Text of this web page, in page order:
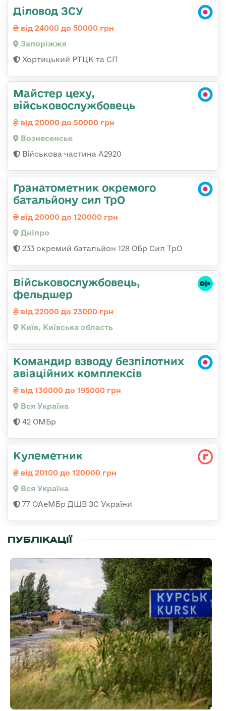
Діловод ЗСУ
від 24000 до 50000 грн
Запоріжжя
Хортицький РТЦК та СП
Майстер цеху,
військовослужбовець
від 20000 до 50000 грн
Вознесенськ
Військова частина А2920
Гранатометник окремого
батальйону сил ТрО
від 20000 до 120000 грн
Дніпро
233 окремий батальйон 128 ОБр Сил ТрО
Військовослужбовець,
фельдшер
від 22000 до 23000 грн
Київ, Київська область
Командир взводу безпілотних
авіаційних комплексів
від 130000 до 195000 грн
Вся Україна
42 ОМБр
Кулеметник
від 20100 до 120000 грн
Вся Україна
77 ОАеМБр ДШВ ЗС України
ПУБЛІКАЦІЇ